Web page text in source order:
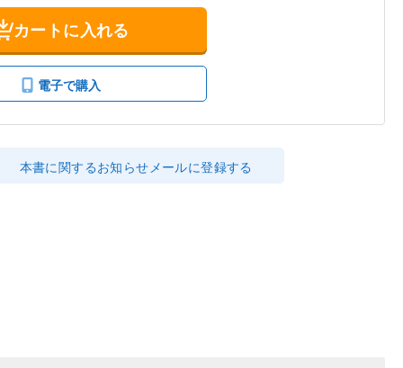
カートに入れる
電子で購入
本書に関するお知らせメールに登録する